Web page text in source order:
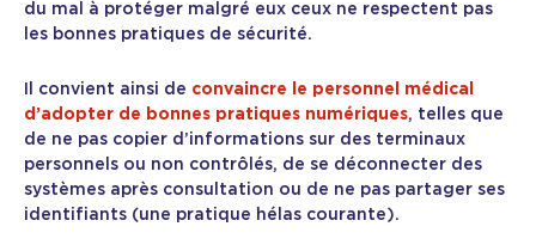
du mal à protéger malgré eux ceux ne respectent pas
les bonnes pratiques de sécurité.
Il convient ainsi de convaincre le personnel médical
d’adopter de bonnes pratiques numériques, telles que
de ne pas copier d’informations sur des terminaux
personnels ou non contrôlés, de se déconnecter des
systèmes après consultation ou de ne pas partager ses
identifiants (une pratique hélas courante).